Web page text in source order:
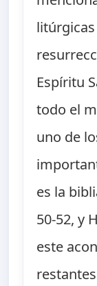
litúrgicas
Espíritu
todo el
uno de
es la
50-52, y
este